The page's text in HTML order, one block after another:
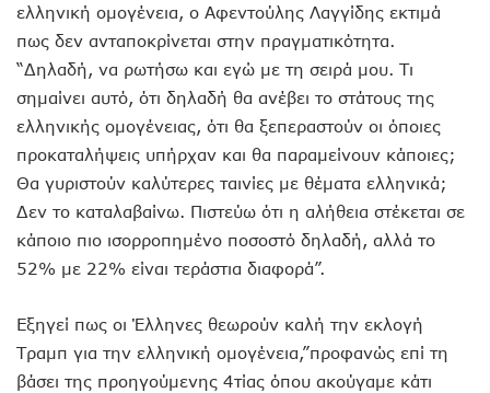
ελληνική ομογένεια, ο Αφεντούλης Λαγγίδης εκτιμά
πως δεν ανταποκρίνεται στην πραγματικότητα.
“Δηλαδή, να ρωτήσω και εγώ με τη σειρά μου. Τι
σημαίνει αυτό, ότι δηλαδή θα ανέβει το στάτους της
ελληνικής ομογένειας, ότι θα ξεπεραστούν οι όποιες
προκαταλήψεις υπήρχαν και θα παραμείνουν κάποιες;
Θα γυριστούν καλύτερες ταινίες με θέματα ελληνικά;
Δεν το καταλαβαίνω. Πιστεύω ότι η αλήθεια στέκεται σε
κάποιο πιο ισορροπημένο ποσοστό δηλαδή, αλλά το
52% με 22% είναι τεράστια διαφορά”.
Εξηγεί πως οι Έλληνες θεωρούν καλή την εκλογή
Τραμπ για την ελληνική ομογένεια,”προφανώς επί τη
βάσει της προηγούμενης 4τίας όπου ακούγαμε κάτι